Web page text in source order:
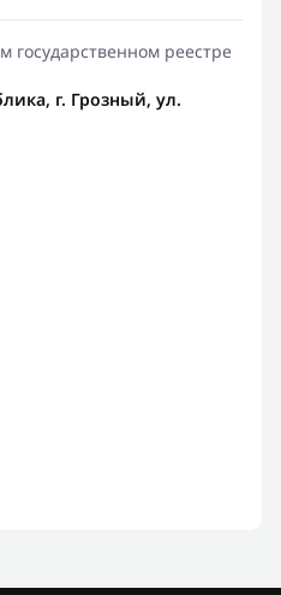
государственном реестре
г. Грозный, ул.